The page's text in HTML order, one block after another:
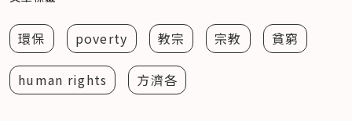
環保 poverty 教宗 宗教 貧窮
human rights 方濟各